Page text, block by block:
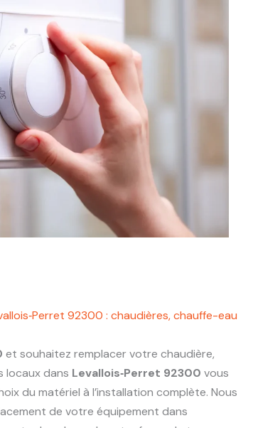
92300 : chaudières, chauffe-eau
et souhaitez remplacer votre chaudière,
locaux dans Levallois‑Perret 92300 vous
du matériel à l’installation complète. Nous
de votre équipement dans